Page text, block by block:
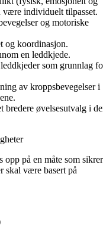
individuelt tilpasset.
og motoriske
og koordinasjon.
en leddkjede.
som grunnlag
av kroppsbevegelser i
bredere øvelsesutvalg i
på en måte som sikrer
skal være basert på